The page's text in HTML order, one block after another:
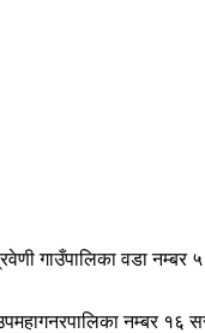
गाउँपालिका वडा नम्बर
नम्बर १६